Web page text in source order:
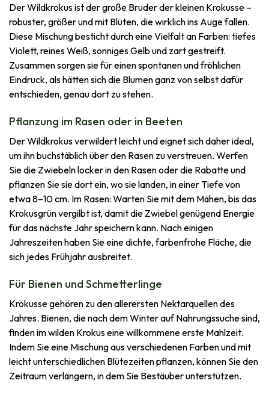
Der Wildkrokus ist der große Bruder der kleinen Krokusse –
robuster, größer und mit Blüten, die wirklich ins Auge fallen.
Diese Mischung besticht durch eine Vielfalt an Farben: tiefes
Violett, reines Weiß, sonniges Gelb und zart gestreift.
Zusammen sorgen sie für einen spontanen und fröhlichen
Eindruck, als hätten sich die Blumen ganz von selbst dafür
entschieden, genau dort zu stehen.
Pflanzung im Rasen oder in Beeten
Der Wildkrokus verwildert leicht und eignet sich daher ideal,
um ihn buchstäblich über den Rasen zu verstreuen. Werfen
Sie die Zwiebeln locker in den Rasen oder die Rabatte und
pflanzen Sie sie dort ein, wo sie landen, in einer Tiefe von
etwa 8–10 cm. Im Rasen: Warten Sie mit dem Mähen, bis das
Krokusgrün vergilbt ist, damit die Zwiebel genügend Energie
für das nächste Jahr speichern kann. Nach einigen
Jahreszeiten haben Sie eine dichte, farbenfrohe Fläche, die
sich jedes Frühjahr ausbreitet.
Für Bienen und Schmetterlinge
Krokusse gehören zu den allerersten Nektarquellen des
Jahres. Bienen, die nach dem Winter auf Nahrungssuche sind,
finden im wilden Krokus eine willkommene erste Mahlzeit.
Indem Sie eine Mischung aus verschiedenen Farben und mit
leicht unterschiedlichen Blütezeiten pflanzen, können Sie den
Zeitraum verlängern, in dem Sie Bestäuber unterstützen.